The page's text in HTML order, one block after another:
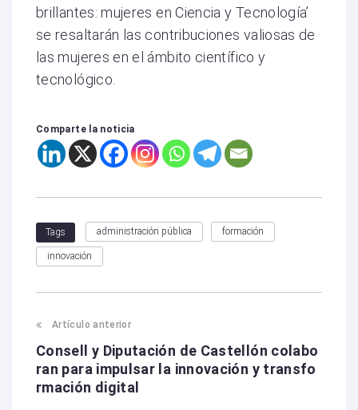
brillantes: mujeres en Ciencia y Tecnología’
se resaltarán las contribuciones valiosas de
las mujeres en el ámbito científico y
tecnológico.
Comparte la noticia
Tags administración pública formación
innovación
P
o
s
Artículo anterior
Consell y Diputación de Castellón colabo
ran para impulsar la innovación y transfo
rmación digital